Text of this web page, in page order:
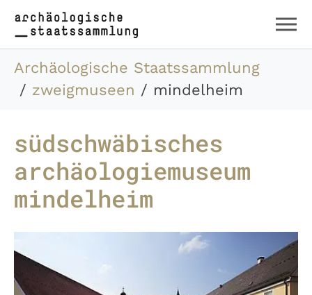
Zum Hauptinhalt springen
Skip to page footer
Sie sind hier:
Archäologische Staatssammlung
zweigmuseen
mindelheim
südschwäbisches
archäologiemuseum
mindelheim